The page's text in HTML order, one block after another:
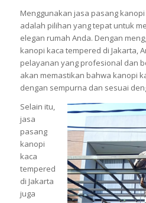
Menggunakan jasa pasang
adalah pilihan yang tepat untuk
elegan rumah Anda. Dengan
kanopi kaca tempered di Jakarta,
pelayanan yang profesional dan
akan memastikan bahwa kanopi
dengan sempurna dan sesuai
Selain itu,
jasa
pasang
kanopi
kaca
tempered
di Jakarta
juga